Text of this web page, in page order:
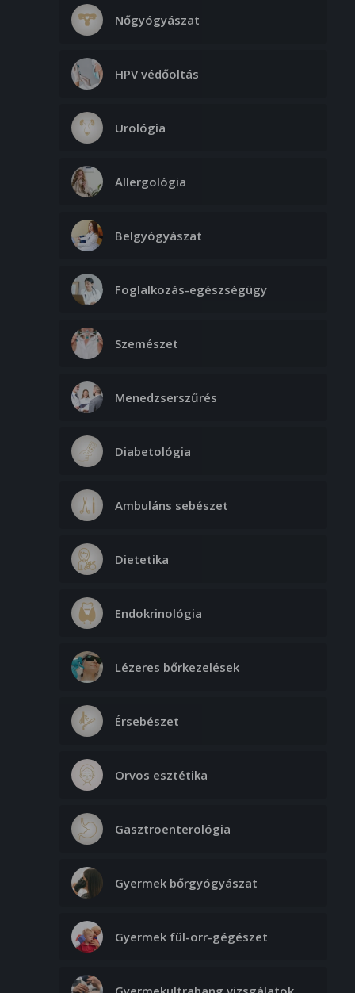
Nőgyógyászat
HPV védőoltás
Urológia
Allergológia
Belgyógyászat
Foglalkozás-egészségügy
Szemészet
Menedzserszűrés
Diabetológia
Ambuláns sebészet
Dietetika
Endokrinológia
Lézeres bőrkezelések
Érsebészet
Orvos esztétika
Gasztroenterológia
Gyermek bőrgyógyászat
Gyermek fül-orr-gégészet